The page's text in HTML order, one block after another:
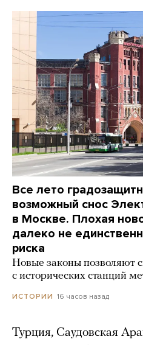
Все лето
возможный снос
в Москве. Плохая
далеко не
риска
Новые законы позволяют
с исторических станций
ИСТОРИИ 16 часов назад
Турция, Саудовская